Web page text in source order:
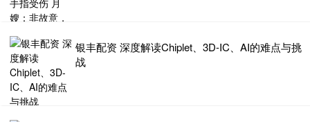
银丰配资 深度解读Chiplet、3D-IC、AI的难点与挑
战